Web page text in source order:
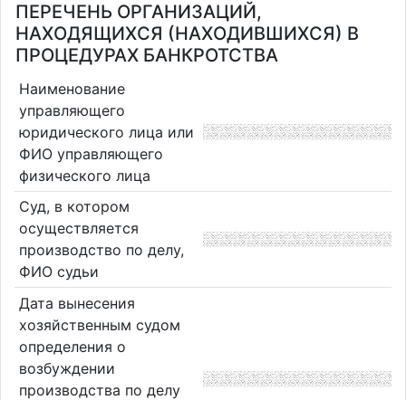
ПЕРЕЧЕНЬ ОРГАНИЗАЦИЙ,
НАХОДЯЩИХСЯ (НАХОДИВШИХСЯ) В
ПРОЦЕДУРАХ БАНКРОТСТВА
Наименование
управляющего
юридического лица или
ФИО управляющего
физического лица
Суд, в котором
осуществляется
производство по делу,
ФИО судьи
Дата вынесения
хозяйственным судом
определения о
возбуждении
производства по делу